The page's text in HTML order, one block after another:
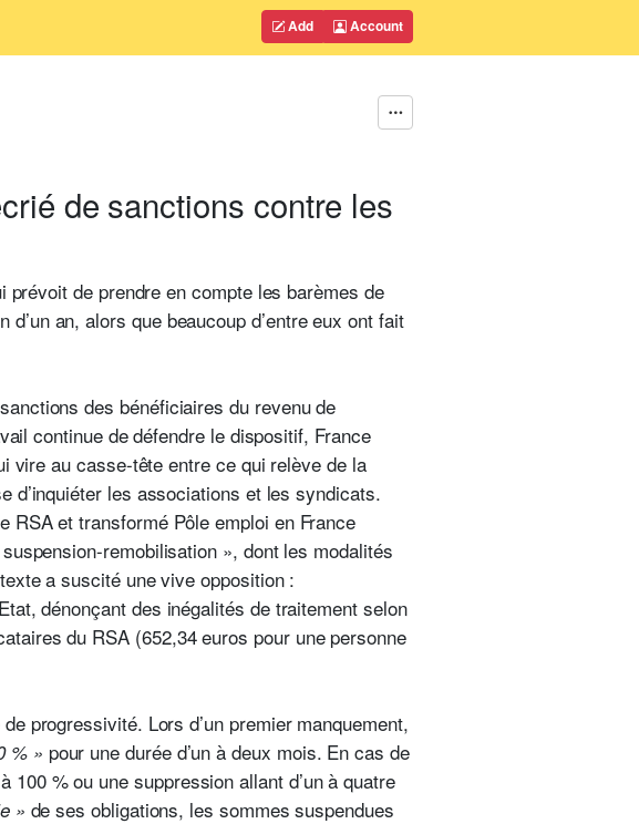
Add Account
de sanctions contre les
prévoit de prendre en compte les barèmes de
an, alors que beaucoup d’entre eux ont fait
des bénéficiaires du revenu de
continue de défendre le dispositif, France
vire au casse-tête entre ce qui relève de la
d’inquiéter les associations et les syndicats.
RSA et transformé Pôle emploi en France
remobilisation », dont les modalités
a suscité une vive opposition :
dénonçant des inégalités de traitement selon
du RSA (652,34 euros pour une personne
progressivité. Lors d’un premier manquement,
% » pour une durée d’un à deux mois. En cas de
% ou une suppression allant d’un à quatre
» de ses obligations, les sommes suspendues